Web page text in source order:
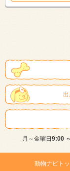
出
月～金曜日 9:00
動物ナビト